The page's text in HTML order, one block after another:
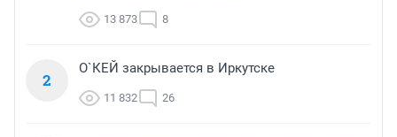
13 873 8
2
О`КЕЙ закрывается в Иркутске
11 832 26